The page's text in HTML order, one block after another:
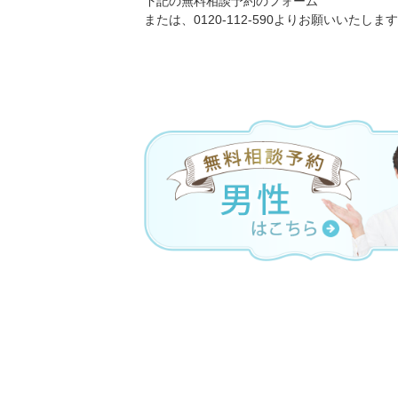
または、0120-112-590よりお願いいたし